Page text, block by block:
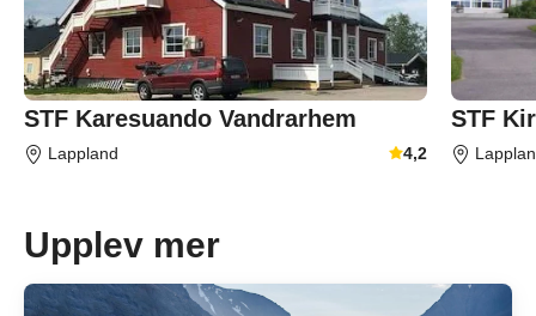
STF Karesuando Vandrarhem
Lappland
Genomsnittligt
4,2
STF
Upplev mer